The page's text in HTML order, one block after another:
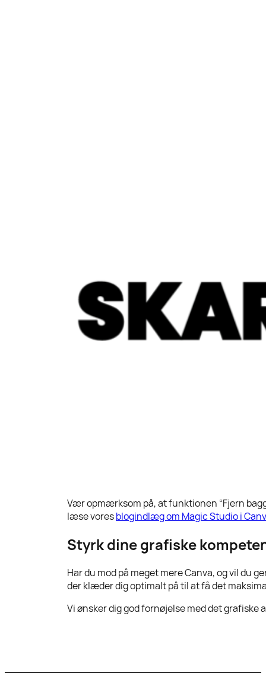
Vær opmærksom på, at funktionen “Fjern
læse voresblogindlæg om Magic Studio i
Styrk dine grafiske
Har du mod på meget mere Canva, og vil du
der klæder dig optimalt på til at få det
Vi ønsker dig god fornøjelse med det grafiske